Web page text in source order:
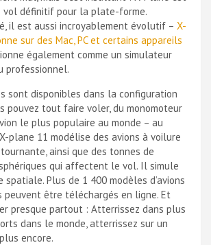
vol définitif pour la plate-forme.
il est aussi incroyablement évolutif – X-
sur des Mac, PC et certains appareils
également comme un simulateur
professionnel.
sont disponibles dans la configuration
pouvez tout faire voler, du monomoteur
le plus populaire au monde – au
plane 11 modélise des avions à voilure
ainsi que des tonnes de
qui affectent le vol. Il simule
Plus de 1 400 modèles d’avions
peuvent être téléchargés en ligne. Et
presque partout : Atterrissez dans plus
dans le monde, atterrissez sur un
encore.